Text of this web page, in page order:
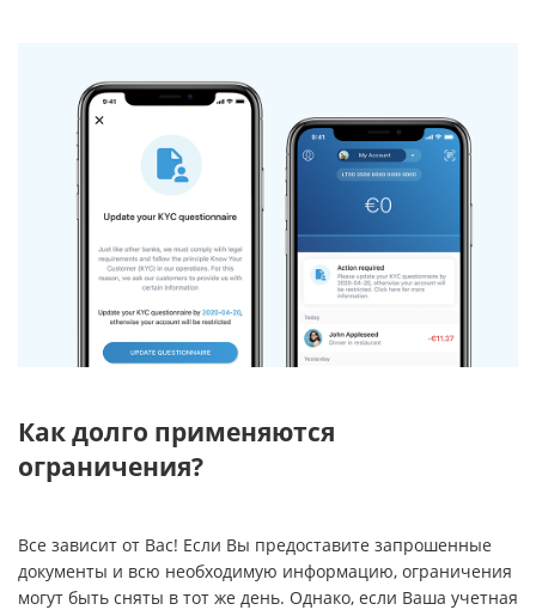
Как долго применяются
ограничения?
Все зависит от Вас! Если Вы предоставите запрошенные
документы и всю необходимую информацию, ограничения
могут быть сняты в тот же день. Однако, если Ваша учетная